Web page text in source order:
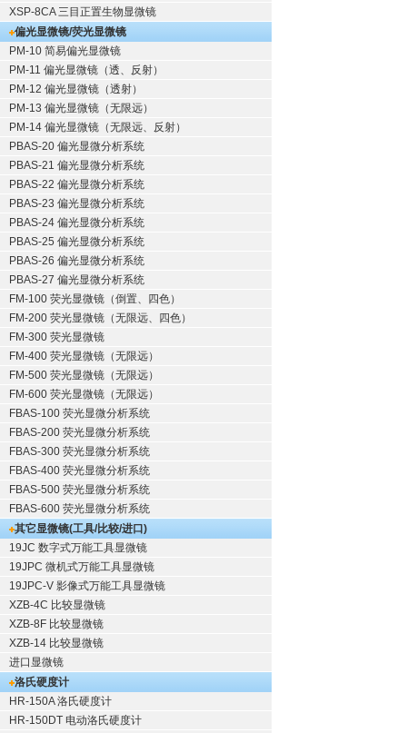
XSP-8CA 三目正置生物显微镜
偏光显微镜/荧光显微镜
PM-10 简易偏光显微镜
PM-11 偏光显微镜（透、反射）
PM-12 偏光显微镜（透射）
PM-13 偏光显微镜（无限远）
PM-14 偏光显微镜（无限远、反射）
PBAS-20 偏光显微分析系统
PBAS-21 偏光显微分析系统
PBAS-22 偏光显微分析系统
PBAS-23 偏光显微分析系统
PBAS-24 偏光显微分析系统
PBAS-25 偏光显微分析系统
PBAS-26 偏光显微分析系统
PBAS-27 偏光显微分析系统
FM-100 荧光显微镜（倒置、四色）
FM-200 荧光显微镜（无限远、四色）
FM-300 荧光显微镜
FM-400 荧光显微镜（无限远）
FM-500 荧光显微镜（无限远）
FM-600 荧光显微镜（无限远）
FBAS-100 荧光显微分析系统
FBAS-200 荧光显微分析系统
FBAS-300 荧光显微分析系统
FBAS-400 荧光显微分析系统
FBAS-500 荧光显微分析系统
FBAS-600 荧光显微分析系统
其它显微镜(工具/比较/进口)
19JC 数字式万能工具显微镜
19JPC 微机式万能工具显微镜
19JPC-V 影像式万能工具显微镜
XZB-4C 比较显微镜
XZB-8F 比较显微镜
XZB-14 比较显微镜
进口显微镜
洛氏硬度计
HR-150A 洛氏硬度计
HR-150DT 电动洛氏硬度计